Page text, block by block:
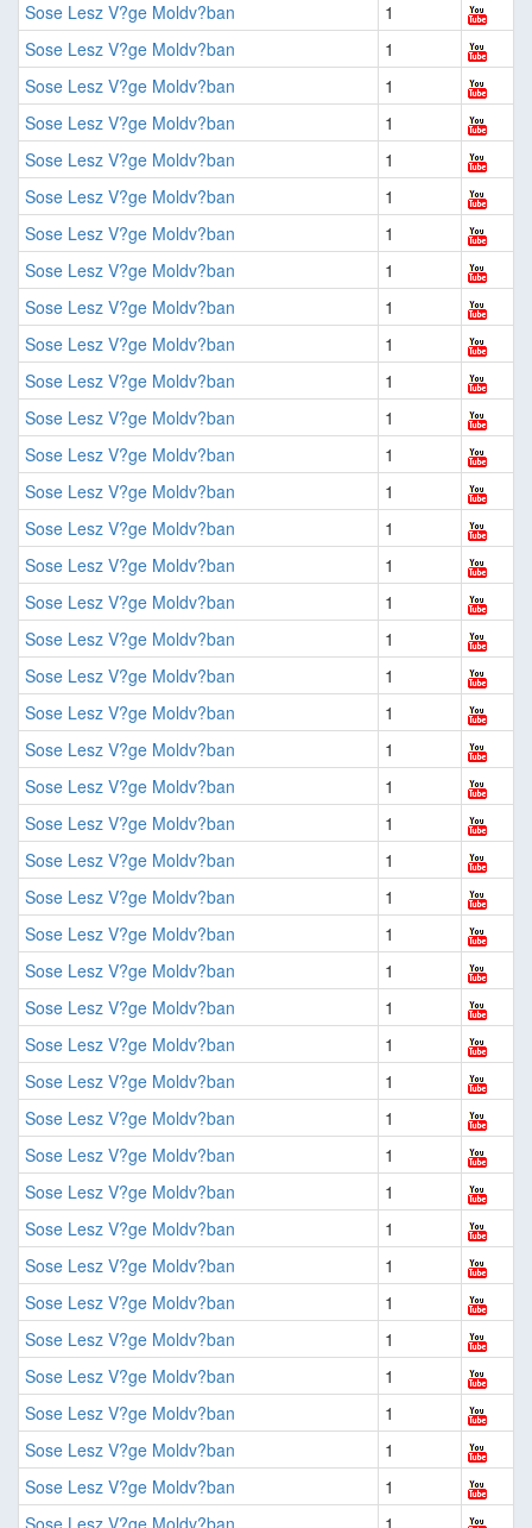
Sose Lesz V?ge Moldv?ban
1
Sose Lesz V?ge Moldv?ban
1
Sose Lesz V?ge Moldv?ban
1
Sose Lesz V?ge Moldv?ban
1
Sose Lesz V?ge Moldv?ban
1
Sose Lesz V?ge Moldv?ban
1
Sose Lesz V?ge Moldv?ban
1
Sose Lesz V?ge Moldv?ban
1
Sose Lesz V?ge Moldv?ban
1
Sose Lesz V?ge Moldv?ban
1
Sose Lesz V?ge Moldv?ban
1
Sose Lesz V?ge Moldv?ban
1
Sose Lesz V?ge Moldv?ban
1
Sose Lesz V?ge Moldv?ban
1
Sose Lesz V?ge Moldv?ban
1
Sose Lesz V?ge Moldv?ban
1
Sose Lesz V?ge Moldv?ban
1
Sose Lesz V?ge Moldv?ban
1
Sose Lesz V?ge Moldv?ban
1
Sose Lesz V?ge Moldv?ban
1
Sose Lesz V?ge Moldv?ban
1
Sose Lesz V?ge Moldv?ban
1
Sose Lesz V?ge Moldv?ban
1
Sose Lesz V?ge Moldv?ban
1
Sose Lesz V?ge Moldv?ban
1
Sose Lesz V?ge Moldv?ban
1
Sose Lesz V?ge Moldv?ban
1
Sose Lesz V?ge Moldv?ban
1
Sose Lesz V?ge Moldv?ban
1
Sose Lesz V?ge Moldv?ban
1
Sose Lesz V?ge Moldv?ban
1
Sose Lesz V?ge Moldv?ban
1
Sose Lesz V?ge Moldv?ban
1
Sose Lesz V?ge Moldv?ban
1
Sose Lesz V?ge Moldv?ban
1
Sose Lesz V?ge Moldv?ban
1
Sose Lesz V?ge Moldv?ban
1
Sose Lesz V?ge Moldv?ban
1
Sose Lesz V?ge Moldv?ban
1
Sose Lesz V?ge Moldv?ban
1
Sose Lesz V?ge Moldv?ban
1